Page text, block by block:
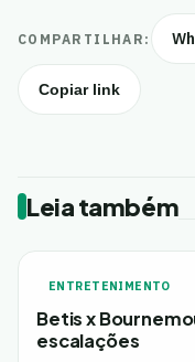
COMPARTILHAR:
Copiar link
Leia também
ENTRETENIMENTO
Betis x
escalações